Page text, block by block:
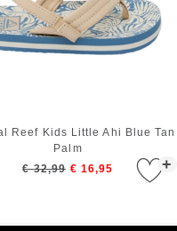
+
Reef Kids Little Ahi Blue Tan
Palm
€ 32,99 € 16,95